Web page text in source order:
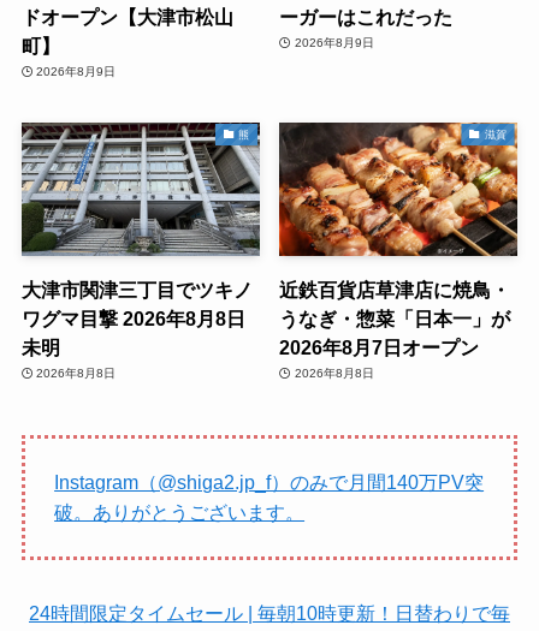
ドオープン【大津市松山
町】
2026年8月9日
ーガーはこれだった
2026年8月9日
熊
大津市関津三丁目でツキノ
ワグマ目撃 2026年8月8日
未明
2026年8月8日
滋賀
近鉄百貨店草津店に焼鳥・
うなぎ・惣菜「日本一」が
2026年8月7日オープン
2026年8月8日
Instagram（@shiga2.jp_f）のみで月間140万PV突
破。ありがとうございます。
24時間限定タイムセール | 毎朝10時更新！日替わりで毎